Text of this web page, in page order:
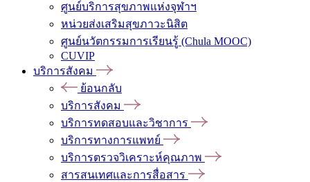
ศูนย์บริการสุขภาพแห่งจุฬาฯ
หน่วยส่งเสริมสุขภาวะนิสิต
ศูนย์นวัตกรรมการเรียนรู้ (Chula MOOC)
CUVIP
บริการสังคม
ย้อนกลับ
บริการสังคม
บริการทดสอบและวิชาการ
บริการทางการแพทย์
บริการตรวจวิเคราะห์คุณภาพ
สารสนเทศและการสื่อสาร